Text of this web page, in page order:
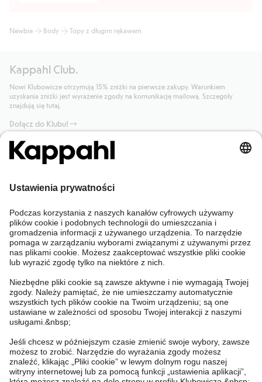
Newbie Body Topy z długim rękawem
Kappahl Club.
Nowi Klubowicze otrzymują 15% zniżki na pierwsze zakupy. Warunkiem
uzyskania zniżki jest wyrażenie zgody na komunikację mailową. Szczegóły
znajdują się tutaj.
Dołącz do Klubu!
Potrzebujesz pomocy?
Sklep internetowy
Częste pytania
Twoje zamówienie
Skontaktuj się z nami
Znajdź sklep
Kappahl Club
Mój profil
Kappahl Club
Warunki członkostwa
O nas
O Kappahl Group
Zrównoważony rozwój
Praca u nas
Warunki i zasady
Ogólne warunki zakupu
Więcej od nas